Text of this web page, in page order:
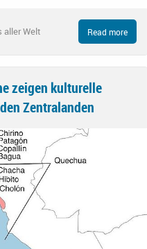
aller Welt Read more
zeigen kulturelle
Zentralanden